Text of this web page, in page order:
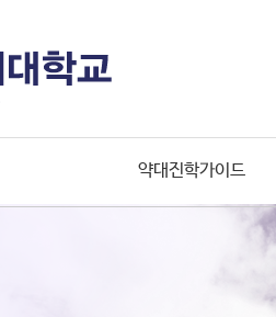
약대진학가이드